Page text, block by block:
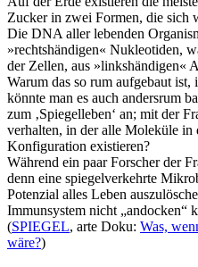
Zucker in zwei Formen, die sich
Die DNA aller lebenden
»rechtshändigen« Nukleotiden,
der Zellen, aus »linkshändigen«
Warum das so rum aufgebaut
könnte man es auch andersrum
zum ‚Spiegelleben‘ an; mit der
verhalten, in der alle Moleküle in
Konfiguration existieren?
Während ein paar Forscher der
denn eine spiegelverkehrte
Potenzial alles Leben
Immunsystem nicht „andocken“
(SPIEGEL, arte Doku: Was,
wäre?)